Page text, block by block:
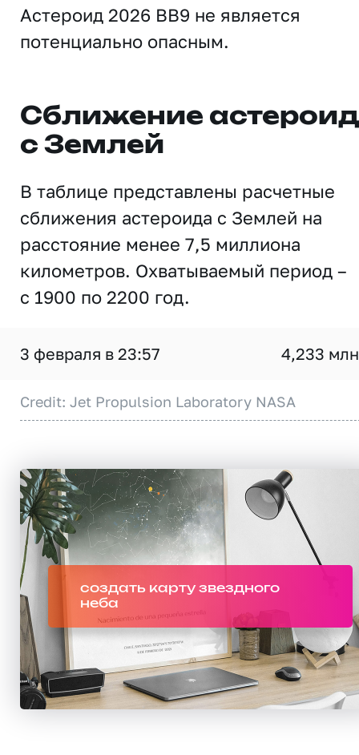
Астероид 2026 BB9 не является
потенциально опасным.
Сближение
с Землей
В таблице представлены расчетные
сближения астероида с Землей на
расстояние менее 7,5 миллиона
километров. Охватываемый период –
с 1900 по 2200 год.
3 февраля в 23:57 4,233
Credit: Jet Propulsion Laboratory NASA
создать карту звездного
неба